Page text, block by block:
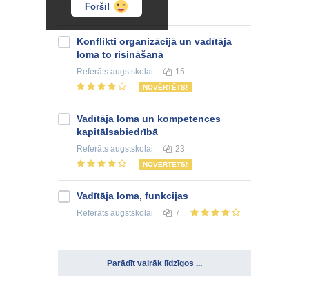
Forši!
Konflikti organizācijā un vadītāja
loma to risināšanā
Referāts augstskolai 15
NOVĒRTĒTS!
Vadītāja loma un kompetences
kapitālsabiedrībā
Referāts augstskolai 23
NOVĒRTĒTS!
Vadītāja loma, funkcijas
Referāts augstskolai 7
Parādīt vairāk līdzīgos ...